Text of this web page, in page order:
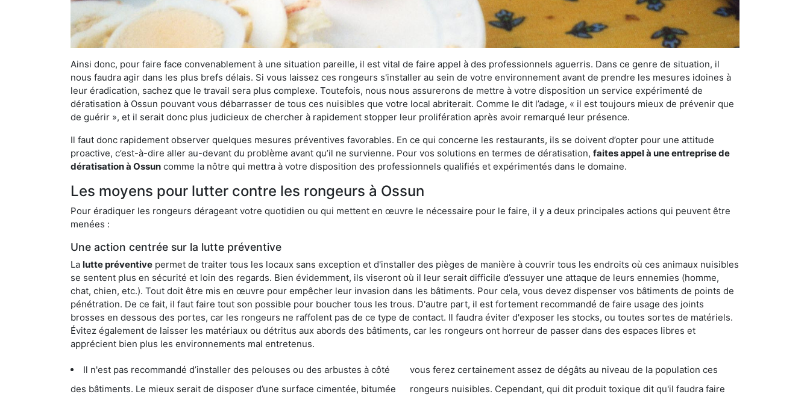
Ainsi donc, pour faire face convenablement à une situation pareille, il est vital de faire appel à des professionnels aguerris. Dans ce genre de situation, il
nous faudra agir dans les plus brefs délais. Si vous laissez ces rongeurs s'installer au sein de votre environnement avant de prendre les mesures idoines à
leur éradication, sachez que le travail sera plus complexe. Toutefois, nous nous assurerons de mettre à votre disposition un service expérimenté de
dératisation à Ossun pouvant vous débarrasser de tous ces nuisibles que votre local abriterait. Comme le dit l’adage, « il est toujours mieux de prévenir que
de guérir », et il serait donc plus judicieux de chercher à rapidement stopper leur prolifération après avoir remarqué leur présence.
Il faut donc rapidement observer quelques mesures préventives favorables. En ce qui concerne les restaurants, ils se doivent d’opter pour une attitude
proactive, c’est-à-dire aller au-devant du problème avant qu’il ne survienne. Pour vos solutions en termes de dératisation, faites appel à une entreprise de
dératisation à Ossun comme la nôtre qui mettra à votre disposition des professionnels qualifiés et expérimentés dans le domaine.
Les moyens pour lutter contre les rongeurs à Ossun
Pour éradiquer les rongeurs dérageant votre quotidien ou qui mettent en œuvre le nécessaire pour le faire, il y a deux principales actions qui peuvent être
menées :
Une action centrée sur la lutte préventive
La lutte préventive permet de traiter tous les locaux sans exception et d'installer des pièges de manière à couvrir tous les endroits où ces animaux nuisibles
se sentent plus en sécurité et loin des regards. Bien évidemment, ils viseront où il leur serait difficile d’essuyer une attaque de leurs ennemies (homme,
chat, chien, etc.). Tout doit être mis en œuvre pour empêcher leur invasion dans les bâtiments. Pour cela, vous devez dispenser vos bâtiments de points de
pénétration. De ce fait, il faut faire tout son possible pour boucher tous les trous. D'autre part, il est fortement recommandé de faire usage des joints
brosses en dessous des portes, car les rongeurs ne raffolent pas de ce type de contact. Il faudra éviter d'exposer les stocks, ou toutes sortes de matériels.
Évitez également de laisser les matériaux ou détritus aux abords des bâtiments, car les rongeurs ont horreur de passer dans des espaces libres et
apprécient bien plus les environnements mal entretenus.
Il n'est pas recommandé d’installer des pelouses ou des arbustes à côté
des bâtiments. Le mieux serait de disposer d’une surface cimentée, bitumée
vous ferez certainement assez de dégâts au niveau de la population ces
rongeurs nuisibles. Cependant, qui dit produit toxique dit qu'il faudra faire